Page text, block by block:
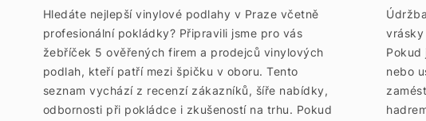
Hledáte nejlepší vinylové podlahy v Praze včetně
profesionální pokládky? Připravili jsme pro vás
žebříček 5 ověřených firem a prodejců vinylových
podlah, kteří patří mezi špičku v oboru. Tento
seznam vychází z recenzí zákazníků, šíře nabídky,
odbornosti při pokládce i zkušeností na trhu. Pokud
vrásky
nebo